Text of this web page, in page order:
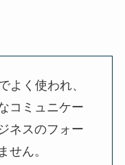
よく使われ、
コミュニケー
ネスのフォー
せん。